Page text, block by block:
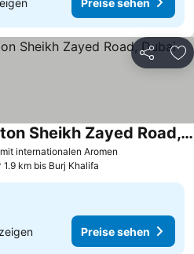
Teilen
internationalen Aromen
Four Points by Sheraton Sheikh Zayed Road, Dubai
1.9 km bis Burj Khalifa
Preise sehen